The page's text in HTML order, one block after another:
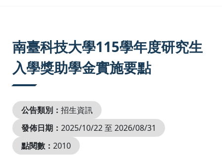
南臺科技大學115學年度研究生
入學獎助學金實施要點
公告類別： 招生資訊
發佈日期： 2025/10/22 至 2026/08/31
點閱數： 2010